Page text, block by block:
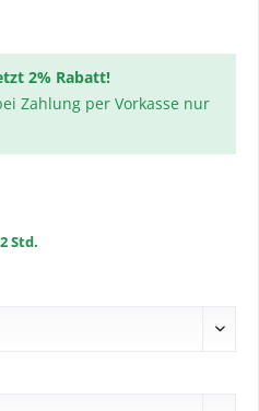
2% Rabatt!
Zahlung per Vorkasse nur
Std.